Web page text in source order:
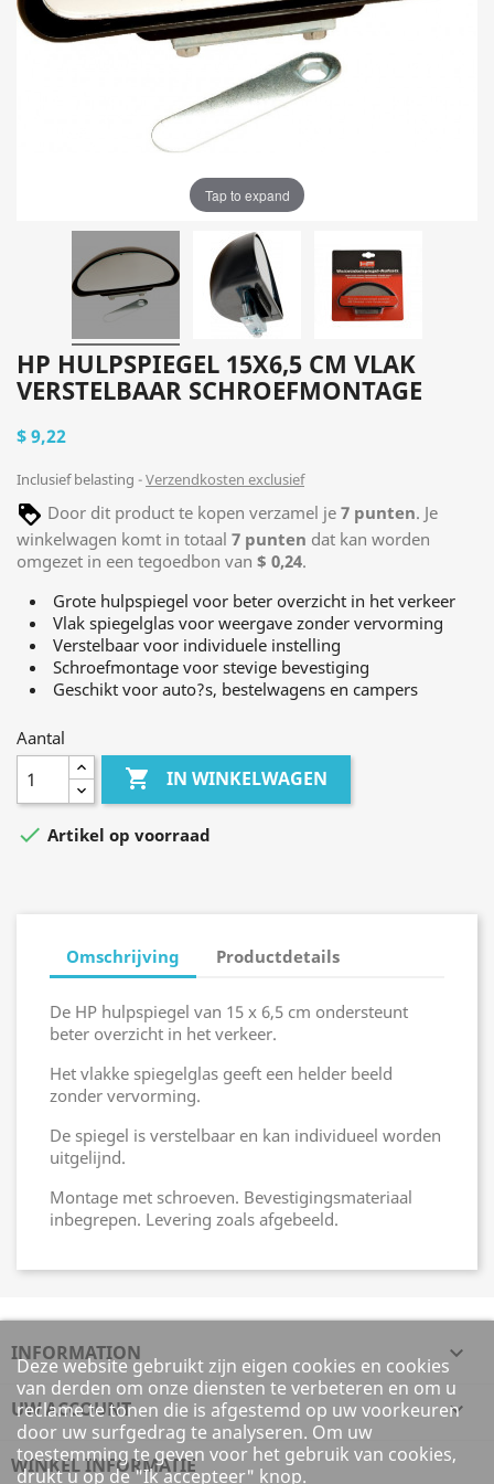
Tap to expand
HP HULPSPIEGEL 15X6,5 CM VLAK
VERSTELBAAR SCHROEFMONTAGE
$ 9,22
Inclusief belasting Verzendkosten exclusief
Door dit product te kopen verzamel je 7 punten. Je
winkelwagen komt in totaal 7 punten dat kan worden
omgezet in een tegoedbon van $ 0,24.
Grote hulpspiegel voor beter overzicht in het verkeer
Vlak spiegelglas voor weergave zonder vervorming
Verstelbaar voor individuele instelling
Schroefmontage voor stevige bevestiging
Geschikt voor auto?s, bestelwagens en campers
Aantal
 IN WINKELWAGEN
 Artikel op voorraad
Omschrijving Productdetails
De HP hulpspiegel van 15 x 6,5 cm ondersteunt
beter overzicht in het verkeer.
Het vlakke spiegelglas geeft een helder beeld
zonder vervorming.
De spiegel is verstelbaar en kan individueel worden
uitgelijnd.
Montage met schroeven. Bevestigingsmateriaal
inbegrepen. Levering zoals afgebeeld.
INFORMATION 
UW ACCOUNT 
WINKEL INFORMATIE
Deze website gebruikt zijn eigen cookies en cookies
van derden om onze diensten te verbeteren en om u
reclame te tonen die is afgestemd op uw voorkeuren
door uw surfgedrag te analyseren. Om uw
toestemming te geven voor het gebruik van cookies,
drukt u op de "Ik accepteer" knop.